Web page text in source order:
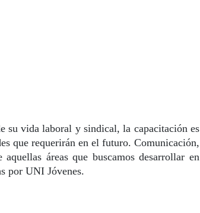
su vida laboral y sindical, la capacitación es
que requerirán en el futuro. Comunicación,
áreas que buscamos desarrollar en
por UNI Jóvenes.